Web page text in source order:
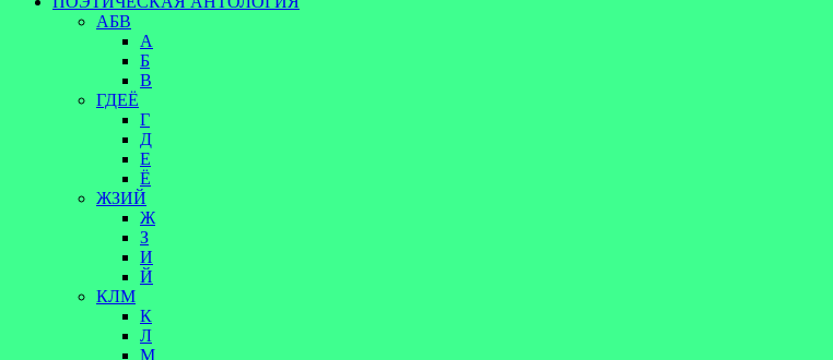
АБВ
А
Б
В
ГДЕЁ
Г
Д
Е
Ё
ЖЗИЙ
Ж
З
И
Й
КЛМ
К
Л
М